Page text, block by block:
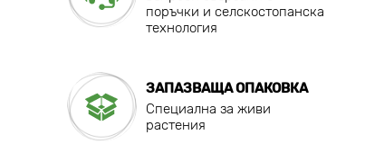
поръчки и селскостопанска
технология
ЗАПАЗВАЩА ОПАКОВКА
Специална за живи
растения